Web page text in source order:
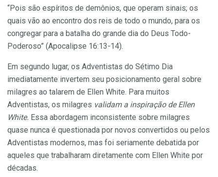
“Pois são espíritos de demônios, que operam sinais; os
quais vão ao encontro dos reis de todo o mundo, para os
congregar para a batalha do grande dia do Deus Todo-
Poderoso” (Apocalipse 16:13-14).
Em segundo lugar, os Adventistas do Sétimo Dia
imediatamente invertem seu posicionamento geral sobre
milagres ao talarem de Ellen White. Para muitos
Adventistas, os milagres validam a inspiração de Ellen
White. Essa abordagem inconsistente sobre milagres
quase nunca é questionada por novos convertidos ou pelos
Adventistas modernos, mas foi seriamente debatida por
aqueles que trabalharam diretamente com Ellen White por
décadas.